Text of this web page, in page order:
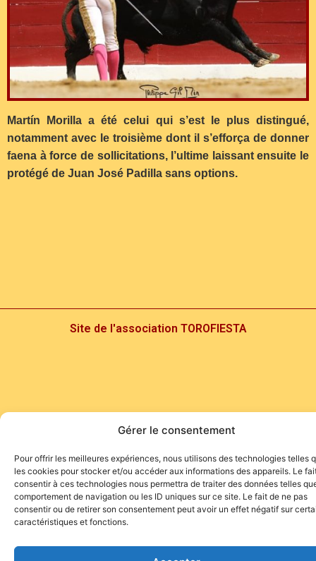
Gérer le consentement
Pour offrir les meilleures expériences, nous utilisons des technologies telles
les cookies pour stocker et/ou accéder aux informations des appareils. Le
consentir à ces technologies nous permettra de traiter des données telles
comportement de navigation ou les ID uniques sur ce site. Le fait de ne pas
consentir ou de retirer son consentement peut avoir un effet négatif sur
caractéristiques et fonctions.
Martín Morilla a été celui qui s’est le plus distingué,
notamment avec le troisième dont il s’efforça de donner
faena à force de sollicitations, l’ultime laissant ensuite le
protégé de Juan José Padilla sans options.
Site de l'association TOROFIESTA